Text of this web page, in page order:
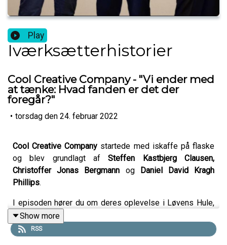
Play
Iværksætterhistorier
Cool Creative Company - "Vi ender med
at tænke: Hvad fanden er det der
foregår?"
• torsdag den 24. februar 2022
Cool Creative Company startede med iskaffe på flaske
og blev grundlagt afSteffen Kastbjerg Clausen,
Christoffer Jonas Bergmann ogDaniel David Kragh
Phillips.
I episoden hører du om deres oplevelse i Løvens Hule,
hvor de fik en investering på 2 mio. kr. fra Jacob Risgaard
for 25% af virksomheden – og om hvordan tingene
udviklede sig på en speciel måde bag kulisserne.
Show more
RSS